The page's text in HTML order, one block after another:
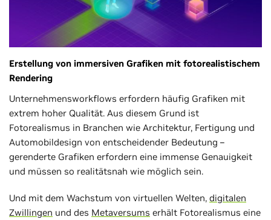
Erstellung von immersiven Grafiken mit fotorealistischem
Rendering
Unternehmensworkflows erfordern häufig Grafiken mit
extrem hoher Qualität. Aus diesem Grund ist
Fotorealismus in Branchen wie Architektur, Fertigung und
Automobildesign von entscheidender Bedeutung –
gerenderte Grafiken erfordern eine immense Genauigkeit
und müssen so realitätsnah wie möglich sein.
Und mit dem Wachstum von virtuellen Welten, digitalen
Zwillingen und des Metaversums erhält Fotorealismus eine